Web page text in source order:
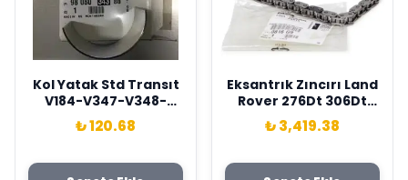
Kol Yatak Std Transıt
V184-V347-V348-
V362-V363 01> 17
Ranger 11> 2.2 Tdcı -
2.2Hdı 06>Land Rover
₺ 120.68
Eksantrık Zıncırı Land
Rover 276Dt 306Dt
Discovery L319 L462
Range Rover L405 L494
X200 Xf I X250 Xj X350
₺ 3,419.38